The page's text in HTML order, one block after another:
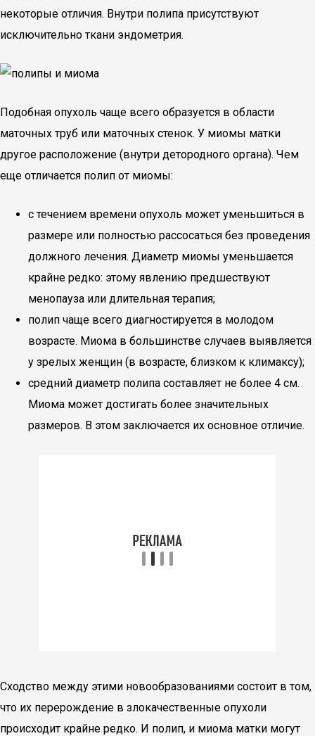
некоторые отличия. Внутри полипа присутствуют
исключительно ткани эндометрия.
Подобная опухоль чаще всего образуется в области
маточных труб или маточных стенок. У миомы матки
другое расположение (внутри детородного органа). Чем
еще отличается полип от миомы:
с течением времени опухоль может уменьшиться в
размере или полностью рассосаться без проведения
должного лечения. Диаметр миомы уменьшается
крайне редко: этому явлению предшествуют
менопауза или длительная терапия;
полип чаще всего диагностируется в молодом
возрасте. Миома в большинстве случаев выявляется
у зрелых женщин (в возрасте, близком к климаксу);
средний диаметр полипа составляет не более 4 см.
Миома может достигать более значительных
размеров. В этом заключается их основное отличие.
Сходство между этими новообразованиями состоит в том,
что их перерождение в злокачественные опухоли
происходит крайне редко. И полип, и миома матки могут